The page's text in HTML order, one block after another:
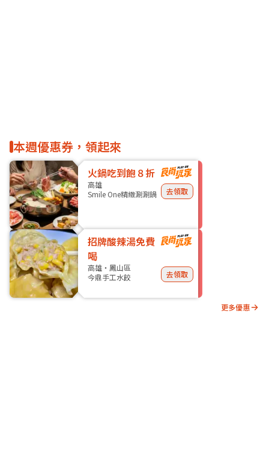
本週優惠券，領起來
火鍋吃到飽８折
高雄
Smile One精緻涮涮鍋
去領取
招牌酸辣湯免費
喝
高雄・鳳山區
今鼎手工水餃
去領取
更多優惠